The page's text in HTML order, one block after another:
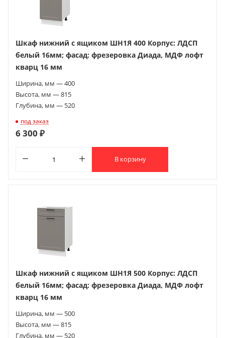
Шкаф нижний с ящиком ШН1Я 400 Корпус: ЛДСП
белый 16мм; фасад: фрезеровка Диада, МДФ лофт
кварц 16 мм
Ширина, мм — 400
Высота, мм — 815
Глубина, мм — 520
под заказ
6 300 ₽
В корзину
Шкаф нижний с ящиком ШН1Я 500 Корпус: ЛДСП
белый 16мм; фасад: фрезеровка Диада, МДФ лофт
кварц 16 мм
Ширина, мм — 500
Высота, мм — 815
Глубина, мм — 520